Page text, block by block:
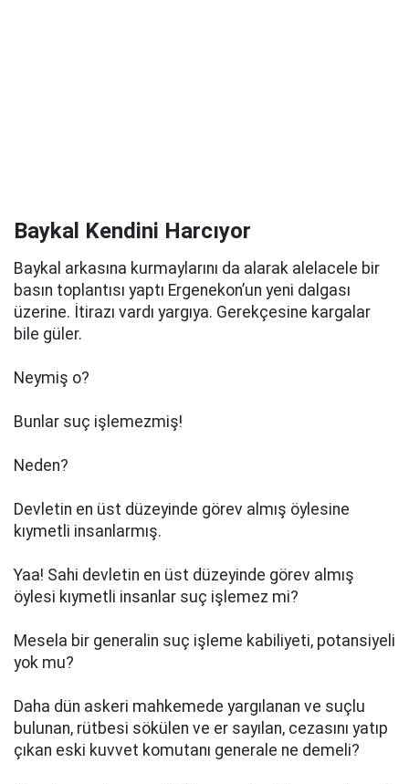
Baykal Kendini Harcıyor
Baykal arkasına kurmaylarını da alarak alelacele bir
basın toplantısı yaptı Ergenekon’un yeni dalgası
üzerine. İtirazı vardı yargıya. Gerekçesine kargalar
bile güler.
Neymiş o?
Bunlar suç işlemezmiş!
Neden?
Devletin en üst düzeyinde görev almış öylesine
kıymetli insanlarmış.
Yaa! Sahi devletin en üst düzeyinde görev almış
öylesi kıymetli insanlar suç işlemez mi?
Mesela bir generalin suç işleme kabiliyeti, potansiyeli
yok mu?
Daha dün askeri mahkemede yargılanan ve suçlu
bulunan, rütbesi sökülen ve er sayılan, cezasını yatıp
çıkan eski kuvvet komutanı generale ne demeli?